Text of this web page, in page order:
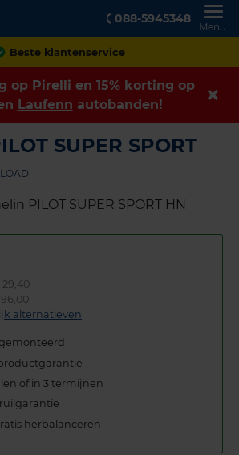
088-5945348
Menu
Achteraf betalen
op Pirelli en 15% korting op
Laufenn autobanden!
SUPER SPORT
29,40
alternatieven
of in 3 termijnen
herbalanceren